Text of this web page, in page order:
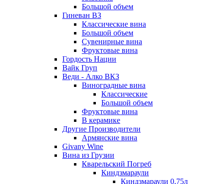
Большой объем
Гиневан ВЗ
Классические вина
Большой объем
Сувенирные вина
Фруктовые вина
Гордость Нации
Вайк Груп
Веди - Алко ВКЗ
Виноградные вина
Классические
Большой объем
Фруктовые вина
В керамике
Другие Производители
Армянские вина
Givany Wine
Вина из Грузии
Кварельский Погреб
Киндзмараули
Киндзмараули 0,75л